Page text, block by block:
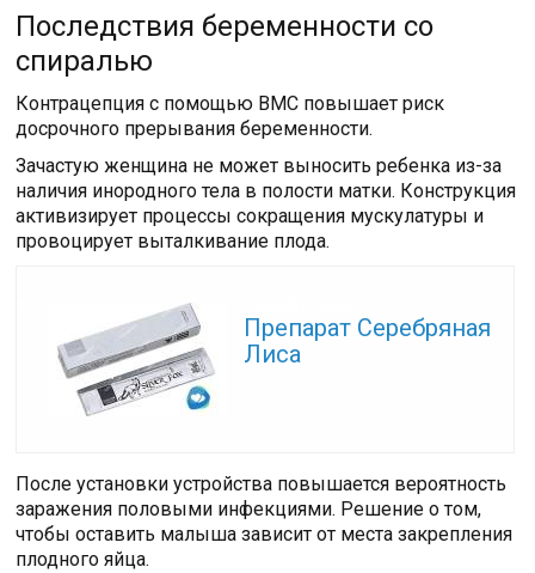
Последствия беременности со
спиралью
Контрацепция с помощью ВМС повышает риск
досрочного прерывания беременности.
Зачастую женщина не может выносить ребенка из-за
наличия инородного тела в полости матки. Конструкция
активизирует процессы сокращения мускулатуры и
провоцирует выталкивание плода.
Препарат Серебряная
Лиса
После установки устройства повышается вероятность
заражения половыми инфекциями. Решение о том,
чтобы оставить малыша зависит от места закрепления
плодного яйца.